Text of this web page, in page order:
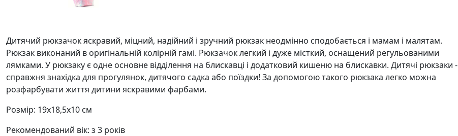
Дитячий рюкзачокяскравий, міцний, надійний і зручний рюкзак неодмінно сподобається і мамам і малятам.
Рюкзак виконаний в оригінальній колірній гамі. Рюкзачок легкий і дуже місткий, оснащений регульованими
лямками. У рюкзаку є одне основне відділення на блискавці і додатковий кишеню на блискавки. Дитячі рюкзаки -
справжня знахідка для прогулянок, дитячого садка або поїздки! За допомогою такого рюкзака легко можна
розфарбувати життя дитини яскравими фарбами.
Розмір: 19х18,5х10 см
Рекомендований вік: з 3 років